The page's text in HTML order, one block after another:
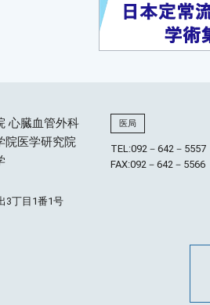
心臓血管外科
院医学研究院
3丁目1番1号
医局
TEL:092－642－5557
FAX:092－642－5566